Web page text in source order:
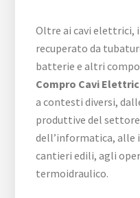
Oltre ai cavi elettrici,
recuperato da
batterie e altri
Compro Cavi
a contesti diversi,
produttive del
dell’informatica, alle
cantieri edili, agli
termoidraulico.